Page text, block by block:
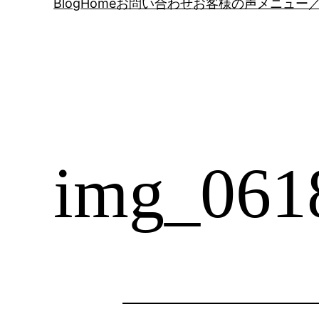
BlogHomeお問い合わせお客様の声 メニュー